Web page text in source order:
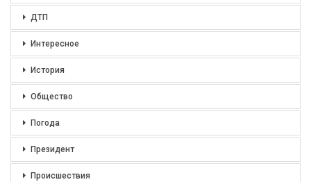
ДТП
Интересное
История
Общество
Погода
Президент
Происшествия